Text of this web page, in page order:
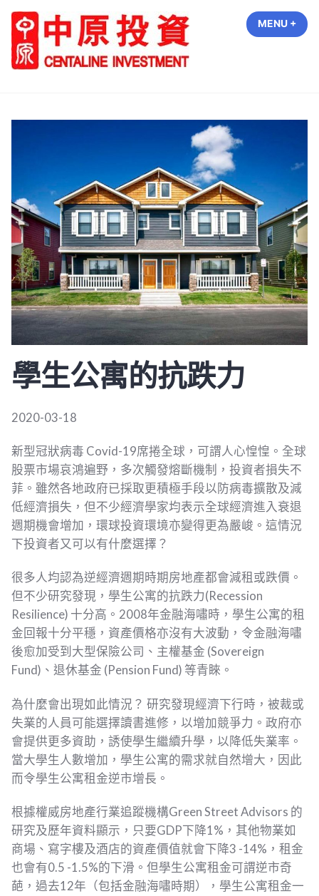
Skip
content
MENU +
學生公寓的抗跌力
2020-03-18
新型冠狀病毒 Covid-19席捲全球，可謂人心惶惶。全球
股票市場哀鴻遍野，多次觸發熔斷機制，投資者損失不
菲。雖然各地政府已採取更積極手段以防病毒擴散及減
低經濟損失，但不少經濟學家均表示全球經濟進入衰退
週期機會增加，環球投資環境亦變得更為嚴峻。這情況
下投資者又可以有什麼選擇？
很多人均認為逆經濟週期時期房地產都會減租或跌價。
但不少研究發現，學生公寓的抗跌力(Recession
Resilience) 十分高。2008年金融海嘯時，學生公寓的租
金回報十分平穩，資產價格亦沒有大波動，令金融海嘯
後愈加受到大型保險公司、主權基金 (Sovereign
Fund)、退休基金 (Pension Fund) 等青睞。
為什麼會出現如此情況？ 研究發現經濟下行時，被裁或
失業的人員可能選擇讀書進修，以增加競爭力。政府亦
會提供更多資助，誘使學生繼續升學，以降低失業率。
當大學生人數增加，學生公寓的需求就自然增大，因此
而令學生公寓租金逆市增長。
根據權威房地產行業追蹤機構Green Street Advisors 的
研究及歷年資料顯示，只要GDP下降1%，其他物業如
商場、寫字樓及酒店的資產價值就會下降3 -14%，租金
也會有0.5 -1.5%的下滑。但學生公寓租金可謂逆市奇
葩，過去12年（包括金融海嘯時期），學生公寓租金一